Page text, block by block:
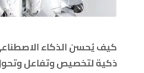
كيف يُحسن الذكاء
ذكية لتخصيص وتفاعل